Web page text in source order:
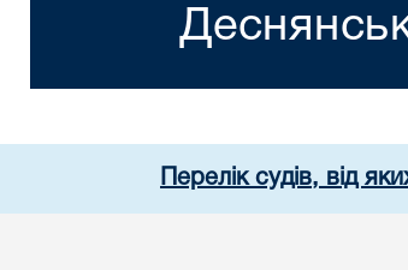
Перелік судів, від